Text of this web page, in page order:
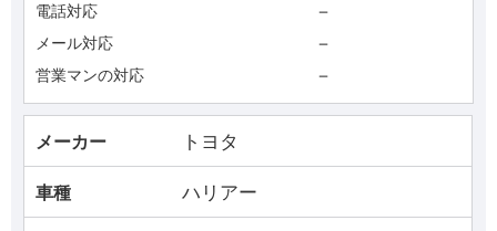
電話対応 －
メール対応 －
営業マンの対応 －
メーカー トヨタ
車種 ハリアー